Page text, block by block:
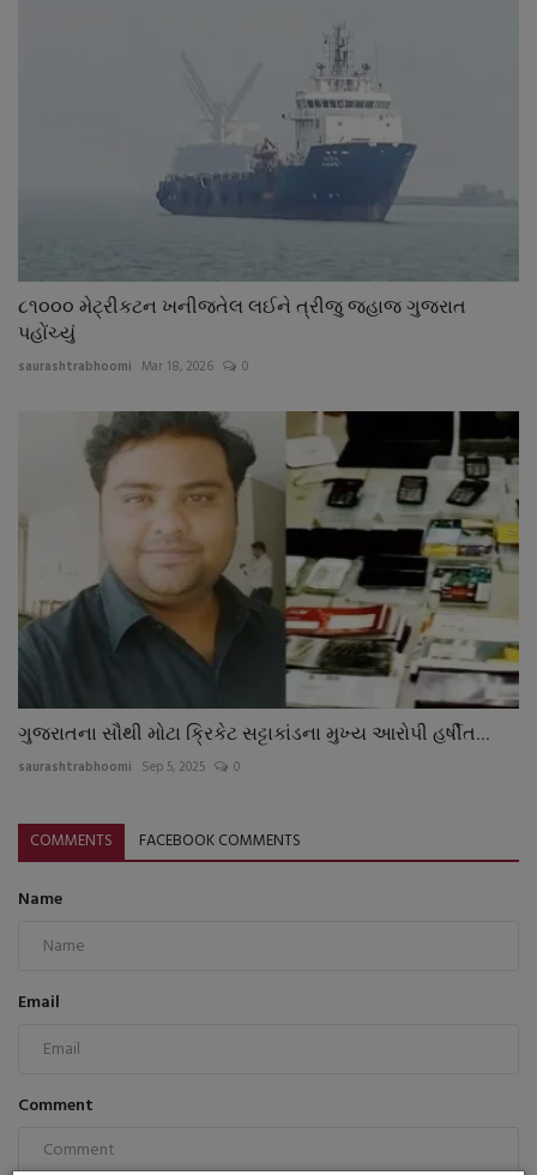
૮૧૦૦૦ મેટ્રીકટન ખનીજતેલ લઈને ત્રીજુ જહાજ ગુજરાત
પહોંચ્યું
saurashtrabhoomi Mar 18, 2026 0
ગુજરાતના સૌથી મોટા ક્રિકેટ સટ્ટાકાંડના મુખ્ય આરોપી હર્ષીત...
saurashtrabhoomi Sep 5, 2025 0
COMMENTS FACEBOOK COMMENTS
Name
Email
Comment